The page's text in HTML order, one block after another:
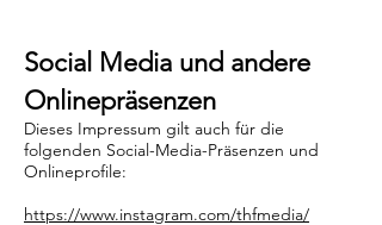
Social Media und andere
Onlinepräsenzen
Dieses Impressum gilt auch für die
folgenden Social-Media-Präsenzen und
Onlineprofile:
https://www.instagram.com/thfmedia/